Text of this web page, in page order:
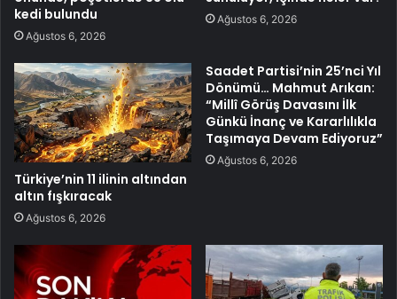
kedi bulundu
Ağustos 6, 2026
Ağustos 6, 2026
Türkiye’nin 11 ilinin altından
altın fışkıracak
Ağustos 6, 2026
Saadet Partisi’nin 25’nci Yıl
Dönümü… Mahmut Arıkan:
“Millî Görüş Davasını İlk
Günkü İnanç ve Kararlılıkla
Taşımaya Devam Ediyoruz”
Ağustos 6, 2026